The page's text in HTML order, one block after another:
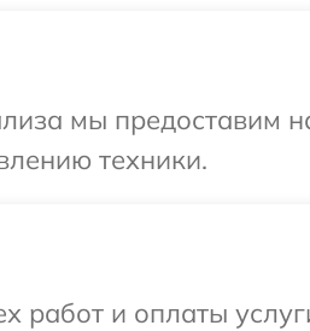
мы предоставим
техники.
работ и оплаты